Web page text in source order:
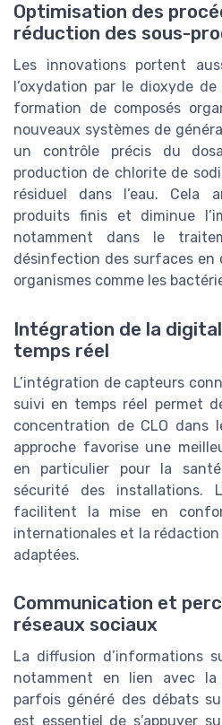
Optimisation des
réduction des sous-
Les innovations portent
l’oxydation par le dioxyde
formation de composés
nouveaux systèmes de
un contrôle précis du
production de chlorite de
résiduel dans l’eau. Cela
produits finis et diminue
notamment dans le
désinfection des surfaces en
organismes comme les
Intégration de la
temps réel
L’intégration de capteurs
suivi en temps réel permet
concentration de CLO dans
approche favorise une
en particulier pour la
sécurité des installations.
facilitent la mise en
internationales et la
adaptées.
Communication et
réseaux sociaux
La diffusion d’informations
notamment en lien avec la
parfois généré des débats
est essentiel de s’appuyer